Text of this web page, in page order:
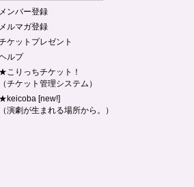
メンバー登録
メルマガ登録
ケットプレゼント
ルプ
★こりっちチケット！
（チケット管理システム）
★keicoba [new!]
（演劇が生まれる場所から。）